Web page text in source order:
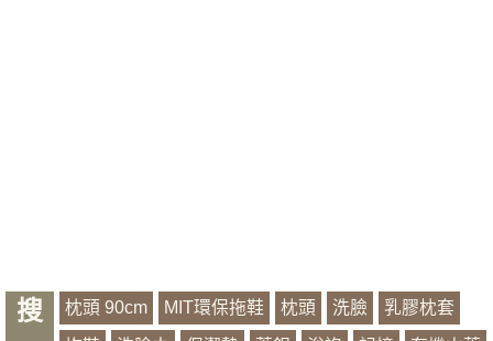
搜 枕頭 90cm MIT環保拖鞋 枕頭 洗臉 乳膠枕套